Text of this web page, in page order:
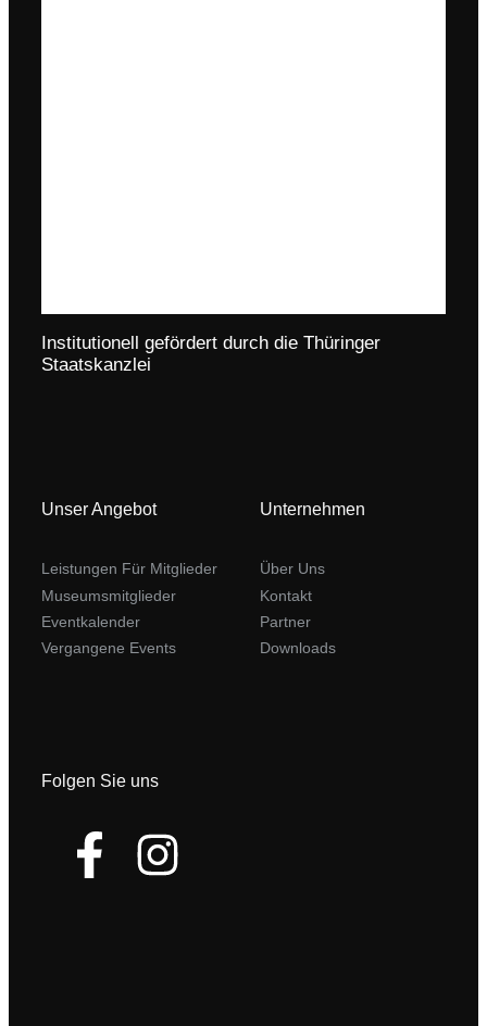
Institutionell gefördert durch die Thüringer
Staatskanzlei
Unser Angebot
Leistungen Für Mitglieder
Museumsmitglieder
Eventkalender
Vergangene Events
Unternehmen
Über Uns
Kontakt
Partner
Downloads
Folgen Sie uns